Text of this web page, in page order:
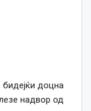
бидејќи доцна
надвор од